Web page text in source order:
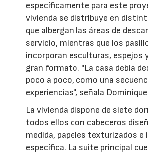
específicamente para este
vivienda se distribuye en
que albergan las áreas de
servicio, mientras que los
incorporan esculturas, espejos
gran formato. "La casa debía
poco a poco, como una
experiencias", señala
La vivienda dispone de siete
todos ellos con cabeceros
medida, papeles texturizados e
específica. La suite principal